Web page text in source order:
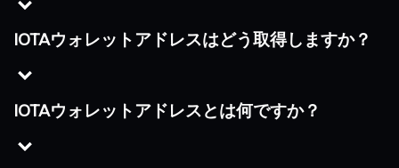
IOTAウォレットアドレスはどう取得しますか？
IOTAウォレットアドレスとは何ですか？